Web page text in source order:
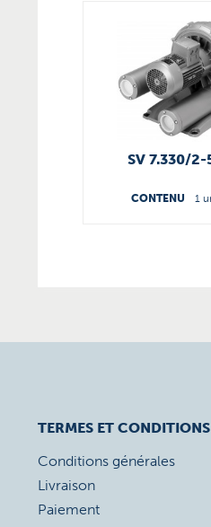
SV 7.330/2-
CONTENU 1
TERMES ET
Conditions générales
Livraison
Paiement